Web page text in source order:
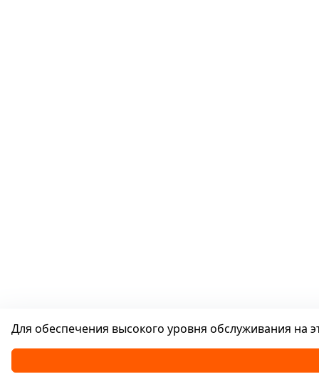
Каталог
Для обеспечения высокого уровня обслуживания на